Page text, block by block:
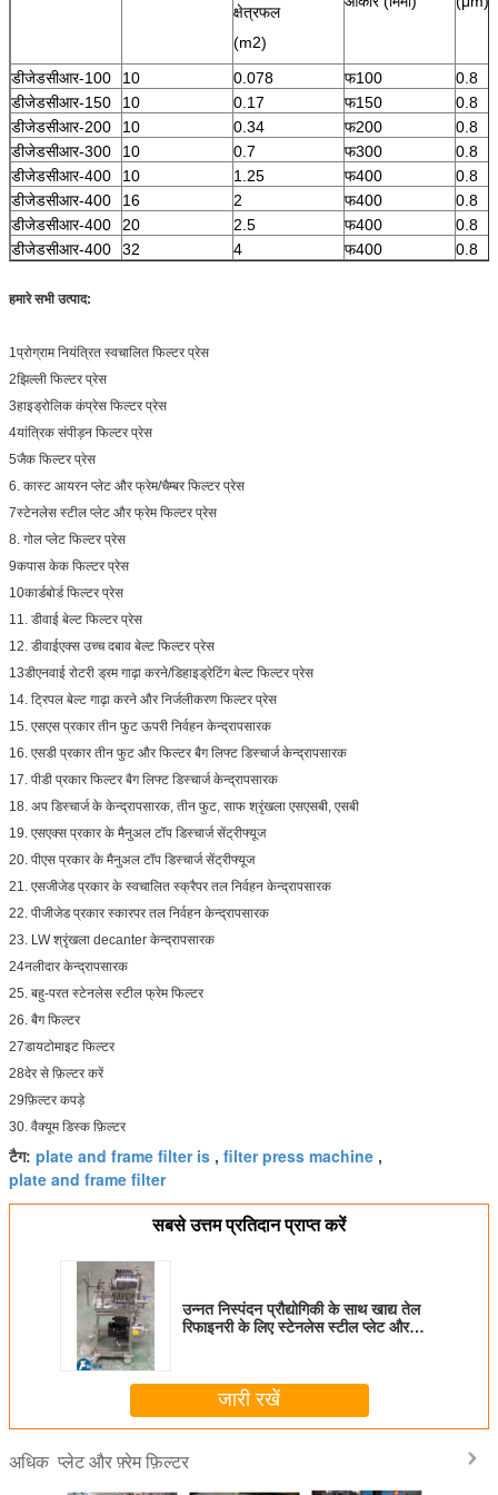
क्षेत्रफल
(m2)
डीजेडसीआर-100 10 0.078 फ100
0.8
डीजेडसीआर-150
10 0.17 फ150
0.8
डीजेडसीआर-200
10 0.34 फ200
0.8
डीजेडसीआर-300
10 0.7 फ300
0.8
डीजेडसीआर-400
10 1.25 फ400
0.8
डीजेडसीआर-400
16 2 फ400
0.8
डीजेडसीआर-400
20 2.5 फ400
0.8
डीजेडसीआर-400
32 4 फ400 0.8
हमारे सभी उत्पाद:
1प्रोग्राम नियंत्रित स्वचालित फिल्टर प्रेस
2झिल्ली फिल्टर प्रेस
3हाइड्रोलिक कंप्रेस फिल्टर प्रेस
4यांत्रिक संपीड़न फिल्टर प्रेस
5जैक फिल्टर प्रेस
6. कास्ट आयरन प्लेट और फ्रेम/चैम्बर फिल्टर प्रेस
7स्टेनलेस स्टील प्लेट और फ्रेम फिल्टर प्रेस
8. गोल प्लेट फिल्टर प्रेस
9कपास केक फिल्टर प्रेस
10कार्डबोर्ड फिल्टर प्रेस
11. डीवाई बेल्ट फिल्टर प्रेस
12. डीवाईएक्स उच्च दबाव बेल्ट फिल्टर प्रेस
13डीएनवाई रोटरी ड्रम गाढ़ा करने/डिहाइड्रेटिंग बेल्ट फिल्टर प्रेस
14. ट्रिपल बेल्ट गाढ़ा करने और निर्जलीकरण फिल्टर प्रेस
15. एसएस प्रकार तीन फुट ऊपरी निर्वहन केन्द्रापसारक
16. एसडी प्रकार तीन फुट और फिल्टर बैग लिफ्ट डिस्चार्ज केन्द्रापसारक
17. पीडी प्रकार फिल्टर बैग लिफ्ट डिस्चार्ज केन्द्रापसारक
18. अप डिस्चार्ज के केन्द्रापसारक, तीन फुट, साफ श्रृंखला एसएसबी, एसबी
19. एसएक्स प्रकार के मैनुअल टॉप डिस्चार्ज सेंट्रीफ्यूज
20. पीएस प्रकार के मैनुअल टॉप डिस्चार्ज सेंट्रीफ्यूज
21. एसजीजेड प्रकार के स्वचालित स्क्रैपर तल निर्वहन केन्द्रापसारक
22. पीजीजेड प्रकार स्कारपर तल निर्वहन केन्द्रापसारक
23. LW श्रृंखला decanter केन्द्रापसारक
24नलीदार केन्द्रापसारक
25. बहु-परत स्टेनलेस स्टील फ्रेम फिल्टर
26. बैग फिल्टर
27डायटोमाइट फिल्टर
28देर से फ़िल्टर करें
29फ़िल्टर कपड़े
30. वैक्यूम डिस्क फ़िल्टर
टैग: plate and frame filter is , filter press machine ,
plate and frame filter
सबसे उत्तम प्रतिदान प्राप्त करें
उन्नत निस्पंदन प्रौद्योगिकी के साथ खाद्य तेल
रिफाइनरी के लिए स्टेनलेस स्टील प्लेट और
जारी रखें
अधिक प्लेट और फ़्रेम फ़िल्टर